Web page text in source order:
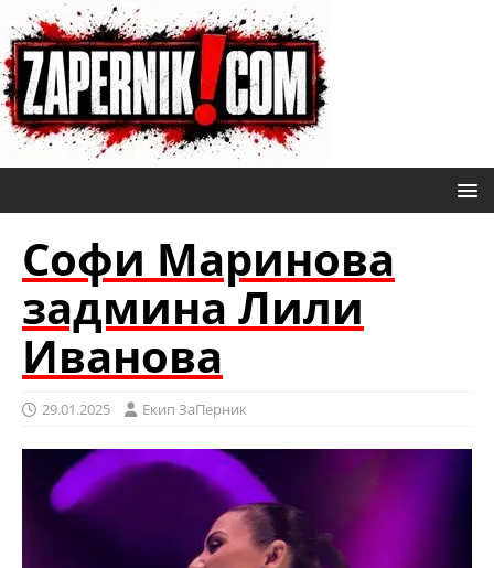
Софи Маринова
задмина Лили
Иванова
29.01.2025 Eкип ЗаПерник